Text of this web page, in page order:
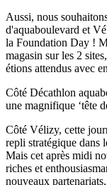
Aussi, nous
d'aquaboulevard et
la Foundation Day !
magasin sur les 2
étions attendus avec
Côté Décathlon
une magnifique ‘tête
Côté Vélizy, cette
repli stratégique dans
Mais cet après midi
riches et
nouveaux